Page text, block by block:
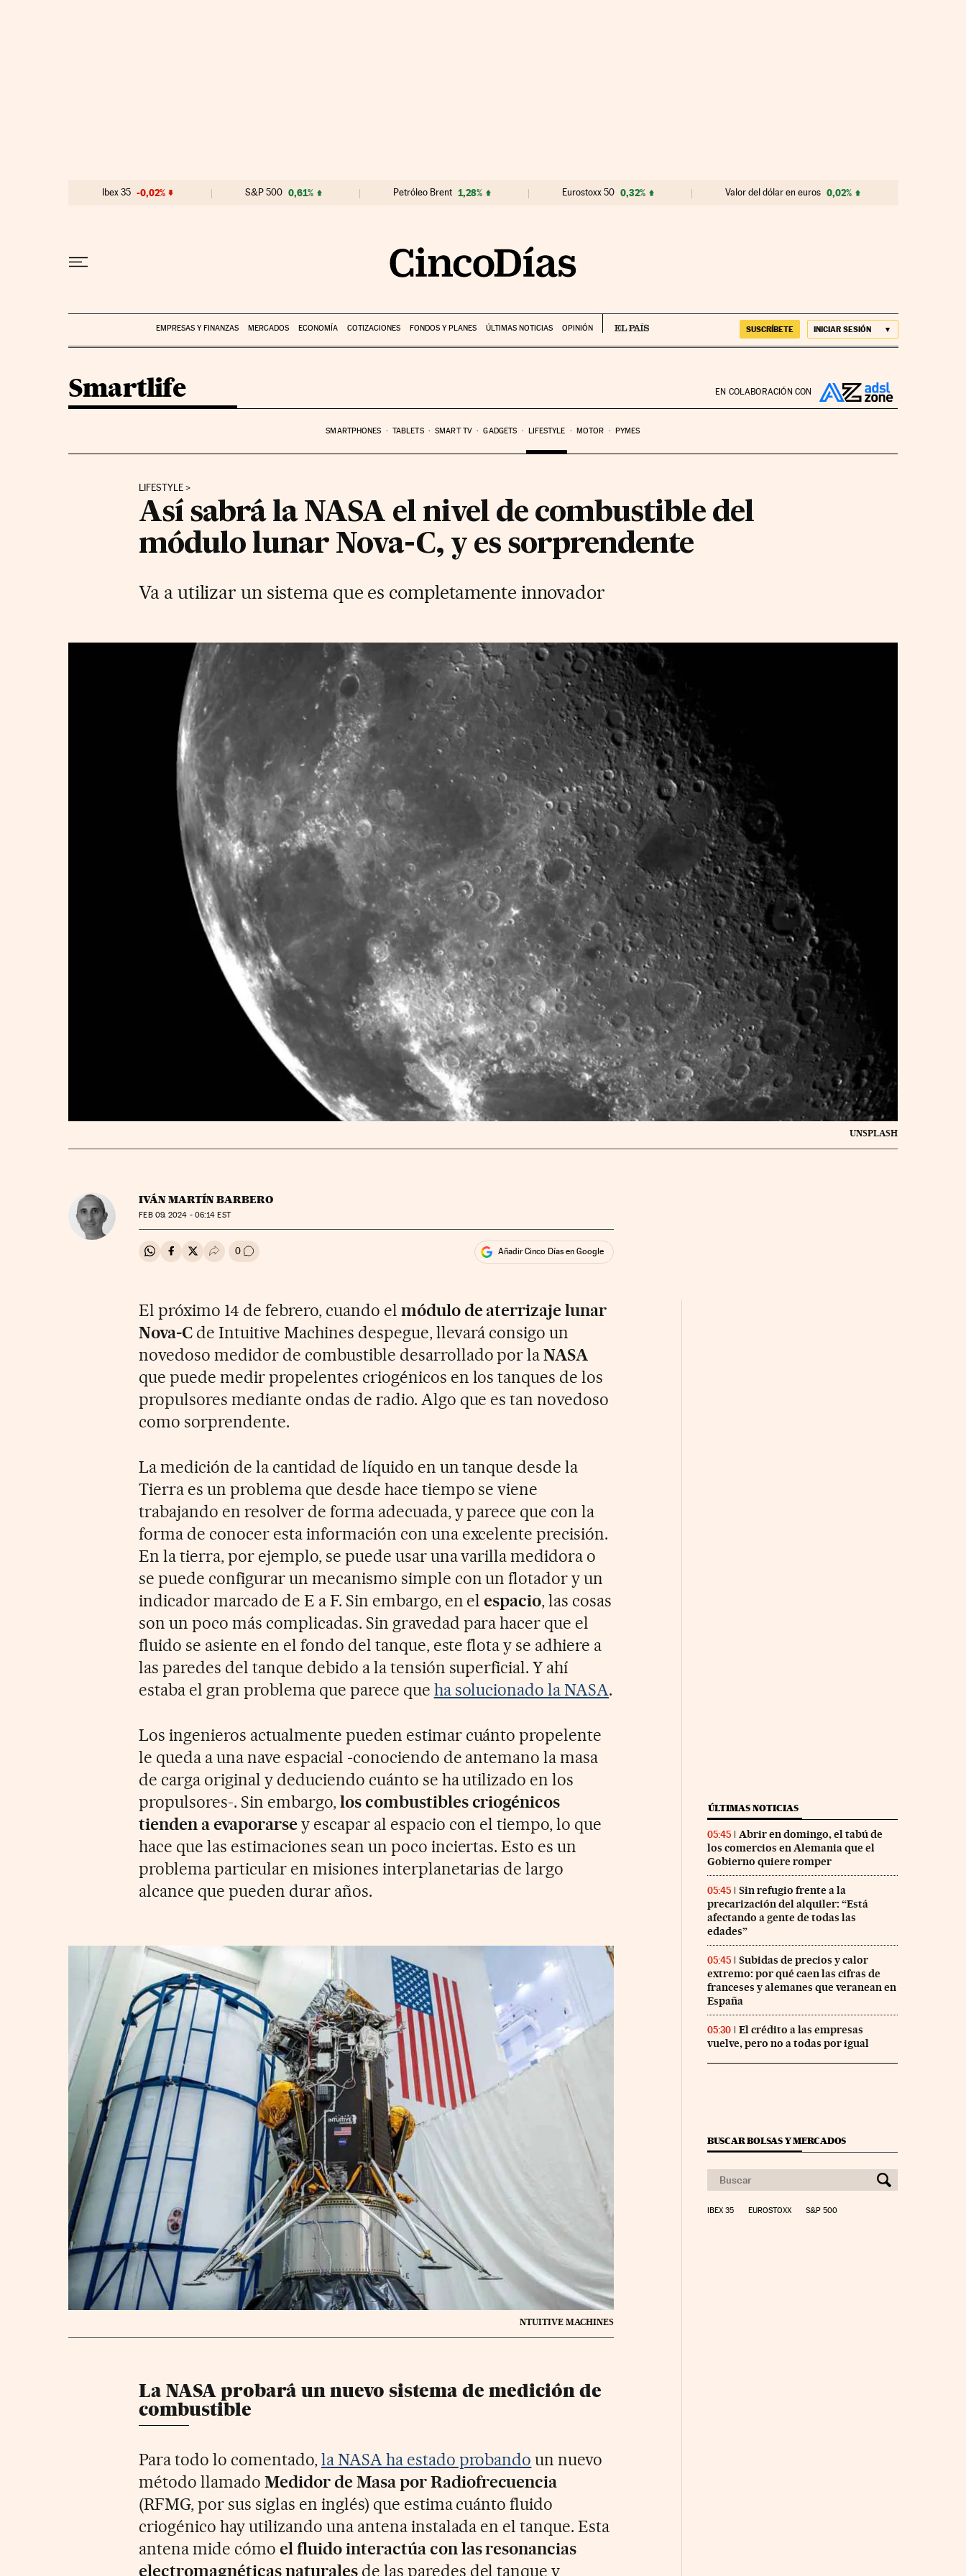
Ibex 35 -0,02% S&P 500 0,61% Petróleo Brent 1,28% Eurostoxx 50 0,32% Valor del dólar en euros 0,02%
EMPRESAS Y FINANZAS MERCADOS ECONOMÍA COTIZACIONES FONDOS Y PLANES ÚLTIMAS NOTICIAS OPINIÓN SUSCRÍBETE INICIAR SESIÓN
EN COLABORACIÓN CON
Smartlife
SMARTPHONES TABLETS SMART TV GADGETS LIFESTYLE MOTOR PYMES
LIFESTYLE
Así sabrá la NASA el nivel de combustible del
módulo lunar Nova-C, y es sorprendente
Va a utilizar un sistema que es completamente innovador
UNSPLASH
IVÁN MARTÍN BARBERO
FEB09, 2024 - 06:14 EST
Compartir en Whatsapp
Compartir en Facebook
Compartir en Twitter
Desplegar Redes Sociales
0 Ir a los comentarios Añadir Cinco Días en Google
El próximo 14 de febrero, cuando el módulo de aterrizaje lunar
Nova-C de Intuitive Machines despegue, llevará consigo un
novedoso medidor de combustible desarrollado por laNASA
que puede medir propelentes criogénicos en los tanques de los
propulsores mediante ondas de radio. Algo que es tan novedoso
como sorprendente.
La medición de la cantidad de líquido en un tanque desde la
Tierra es un problema que desde hace tiempo se viene
trabajando en resolver de forma adecuada, y parece que con la
forma de conocer esta información con una excelente precisión.
En la tierra, por ejemplo, se puede usar una varilla medidora o
se puede configurar un mecanismo simple con un flotador y un
indicador marcado de E a F. Sin embargo, en elespacio, las cosas
son un poco más complicadas. Sin gravedad para hacer que el
fluido se asiente en el fondo del tanque, este flota y se adhiere a
las paredes del tanque debido a la tensión superficial. Y ahí
estaba el gran problema que parece que ha solucionado la NASA.
Los ingenieros actualmente pueden estimar cuánto propelente
le queda a una nave espacial -conociendo de antemano la masa
de carga original y deduciendo cuánto se ha utilizado en los
propulsores-. Sin embargo, los combustibles criogénicos
tienden a evaporarsey escapar al espacio con el tiempo, lo que
hace que las estimaciones sean un poco inciertas. Esto es un
problema particular en misiones interplanetarias de largo
alcance que pueden durar años.
NTUITIVE MACHINES
La NASA probará un nuevo sistema de medición de
combustible
Para todo lo comentado, la NASA ha estado probando un nuevo
método llamadoMedidor de Masa por Radiofrecuencia
(RFMG, por sus siglas en inglés) que estima cuánto fluido
criogénico hay utilizando una antena instalada en el tanque. Esta
antena mide cómoel fluido interactúa con las resonancias
electromagnéticas naturalesde las paredes del tanque y
ÚLTIMAS NOTICIAS
05:45
Abrir en domingo, el tabú de
los comercios en Alemania que el
Gobierno quiere romper
05:45
Sin refugio frente a la
precarización del alquiler: “Está
afectando a gente de todas las
edades”
05:45
Subidas de precios y calor
extremo: por qué caen las cifras de
franceses y alemanes que veranean en
España
05:30
El crédito a las empresas
vuelve, pero no a todas por igual
BUSCAR BOLSAS Y MERCADOS
IBEX 35 EUROSTOXX S&P 500